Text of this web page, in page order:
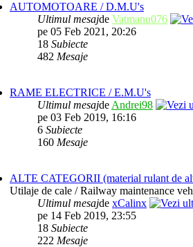
AUTOMOTOARE / D.M.U's
Ultimul mesajde Vatmanu076
pe 05 Feb 2021, 20:26
18 Subiecte
482 Mesaje
RAME ELECTRICE / E.M.U's
Ultimul mesajde Andrei98
pe 03 Feb 2019, 16:16
6 Subiecte
160 Mesaje
ALTE CATEGORII (material rulant de
Utilaje de cale / Railway maintenance
Ultimul mesajde xCalinx
pe 14 Feb 2019, 23:55
18 Subiecte
222 Mesaje